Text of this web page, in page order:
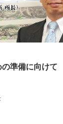
準備に向けて